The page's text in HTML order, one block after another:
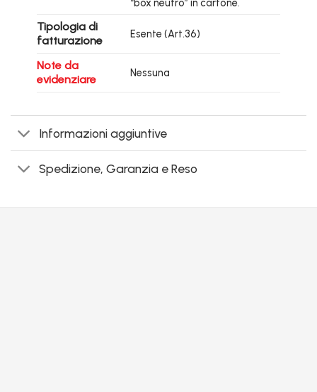
“box neutro” in cartone.
Tipologia di
fatturazione
Esente (Art.36)
Note da
evidenziare
Nessuna
Informazioni aggiuntive
Spedizione, Garanzia e Reso